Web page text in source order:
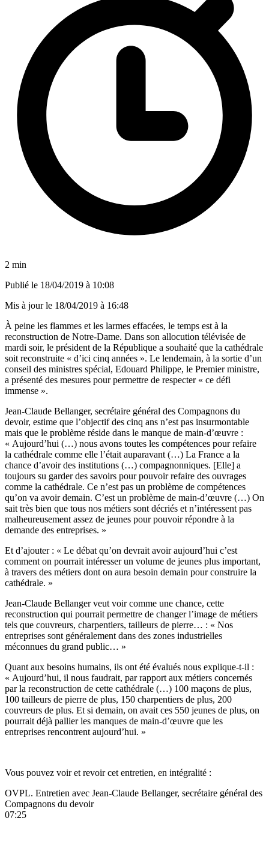
2 min
Publié le 18/04/2019 à 10:08
Mis à jour le 18/04/2019 à 16:48
À peine les flammes et les larmes effacées, le temps est à la
reconstruction de Notre-Dame. Dans son allocution télévisée de
mardi soir, le président de la République a souhaité que la cathédrale
soit reconstruite « d’ici cinq années ». Le lendemain, à la sortie d’un
conseil des ministres spécial, Edouard Philippe, le Premier ministre,
a présenté des mesures pour permettre de respecter « ce défi
immense ».
Jean-Claude Bellanger, secrétaire général des Compagnons du
devoir, estime que l’objectif des cinq ans n’est pas insurmontable
mais que le problème réside dans le manque de main-d’œuvre :
« Aujourd’hui (…) nous avons toutes les compétences pour refaire
la cathédrale comme elle l’était auparavant (…) La France a la
chance d’avoir des institutions (…) compagnonniques. [Elle] a
toujours su garder des savoirs pour pouvoir refaire des ouvrages
comme la cathédrale. Ce n’est pas un problème de compétences
qu’on va avoir demain. C’est un problème de main-d’œuvre (…) On
sait très bien que tous nos métiers sont décriés et n’intéressent pas
malheureusement assez de jeunes pour pouvoir répondre à la
demande des entreprises. »
Et d’ajouter : « Le débat qu’on devrait avoir aujourd’hui c’est
comment on pourrait intéresser un volume de jeunes plus important,
à travers des métiers dont on aura besoin demain pour construire la
cathédrale. »
Jean-Claude Bellanger veut voir comme une chance, cette
reconstruction qui pourrait permettre de changer l’image de métiers
tels que couvreurs, charpentiers, tailleurs de pierre… : « Nos
entreprises sont généralement dans des zones industrielles
méconnues du grand public… »
Quant aux besoins humains, ils ont été évalués nous explique-t-il :
« Aujourd’hui, il nous faudrait, par rapport aux métiers concernés
par la reconstruction de cette cathédrale (…) 100 maçons de plus,
100 tailleurs de pierre de plus, 150 charpentiers de plus, 200
couvreurs de plus. Et si demain, on avait ces 550 jeunes de plus, on
pourrait déjà pallier les manques de main-d’œuvre que les
entreprises rencontrent aujourd’hui. »
Vous pouvez voir et revoir cet entretien, en intégralité :
OVPL. Entretien avec Jean-Claude Bellanger, secrétaire général des
Compagnons du devoir
07:25